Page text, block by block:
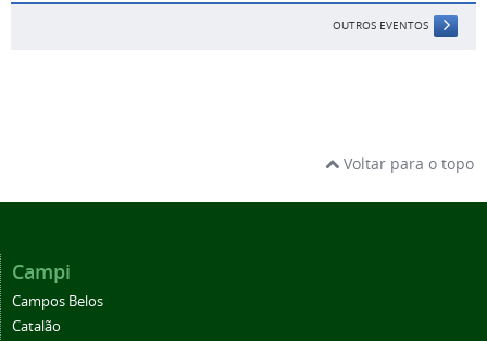
OUTROS EVENTOS
Voltar para o topo
Campi
Campos Belos
Catalão